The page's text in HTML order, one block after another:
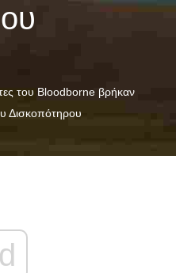
του Bloodborne βρήκαν
Δισκοπότηρου